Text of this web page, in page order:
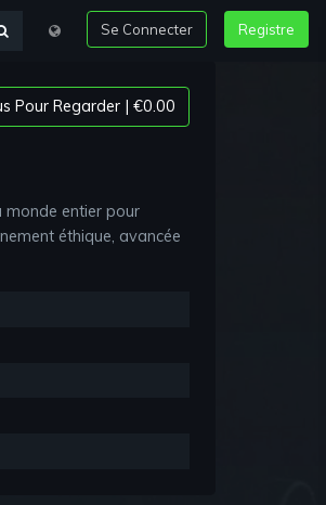
Se Connecter Registre
Pour Regarder | €0.00
monde entier pour
éthique, avancée